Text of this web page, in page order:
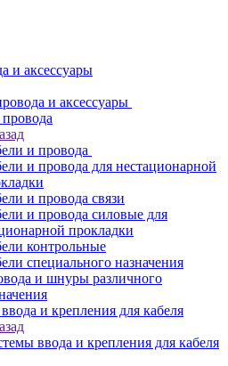
и аксессуары
и аксессуары
и провода
и провода для нестационарной
и провода связи
и провода силовые для
прокладки
контрольные
специального назначения
и шнуры различного
и крепления для кабеля
ввода и крепления для кабеля